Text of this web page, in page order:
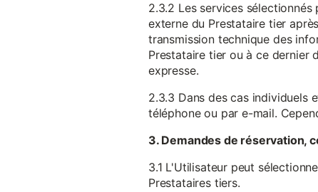
2.3.2 Les services
externe du Prestataire tier
transmission technique des
Prestataire tier ou à ce dernier
expresse.
2.3.3 Dans des cas individuels
téléphone ou par e-mail.
3. Demandes de réservation,
3.1 L'Utilisateur peut
Prestataires tiers.